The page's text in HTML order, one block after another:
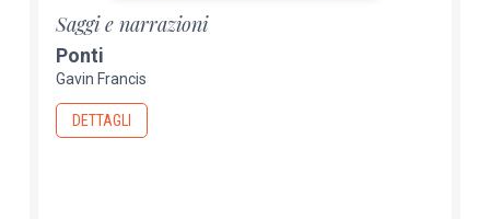
Saggi e narrazioni
Ponti
Gavin Francis
DETTAGLI